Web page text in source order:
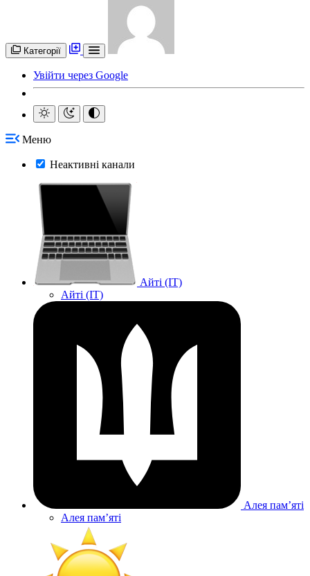
Категорії
Увійти через Google
Меню
Неактивні канали
Айті (IT)
Айті (IT)
Алея памʼяті
Алея памʼяті